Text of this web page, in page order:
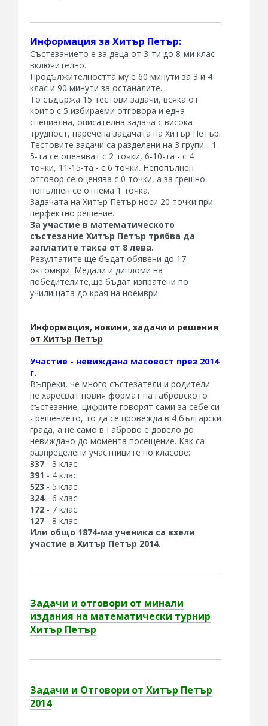
Информация за Хитър Петър:
Състезанието е за деца от 3-ти до 8-ми клас
включително.
Продължителността му е 60 минути за 3 и 4
клас и 90 минути за останалите.
То съдържа 15 тестови задачи, всяка от
които с 5 избираеми отговора и една
специална, описателна задача с висока
трудност, наречена задачата на Хитър Петър.
Тестовите задачи са разделени на 3 групи - 1-
5-та се оценяват с 2 точки, 6-10-та - с 4
точки, 11-15-та - с 6 точки. Непопълнен
отговор се оценява с 0 точки, а за грешно
попълнен се отнема 1 точка.
Задачата на Хитър Петър носи 20 точки при
перфектно решение.
За участие в математическото
състезание Хитър Петър трябва да
заплатите такса от 8 лева.
Резултатите ще бъдат обявени до 17
октомври. Медали и дипломи на
победителите,ще бъдат изпратени по
училищата до края на ноември.
Информация, новини, задачи и решения
от Хитър Петър
Участие - невиждана масовост през 2014
г.
Въпреки, че много състезатели и родители
не харесват новия формат на габровското
състезание, цифрите говорят сами за себе си
- решението, то да се провежда в 4 български
града, а не само в Габрово е довело до
невиждано до момента посещение. Как са
разпределени участниците по класове:
337 - 3 клас
391 - 4 клас
523 - 5 клас
324- 6 клас
172 - 7 клас
127 - 8 клас
Или общо 1874-ма ученика са взели
участие в Хитър Петър 2014.
Задачи и отговори от минали
издания на математически турнир
Хитър Петър
Задачи и Отговори от Хитър Петър
2014